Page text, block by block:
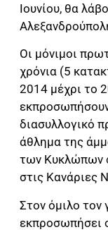
Ιουνίου, θα
Οι μόνιμοι
χρόνια (5
2014 μέχρι το
διασυλλογικό
άθλημα της
των Κυκλώπων
στις Κανάριες
Στον όμιλο τον
εκπροσωπήσει